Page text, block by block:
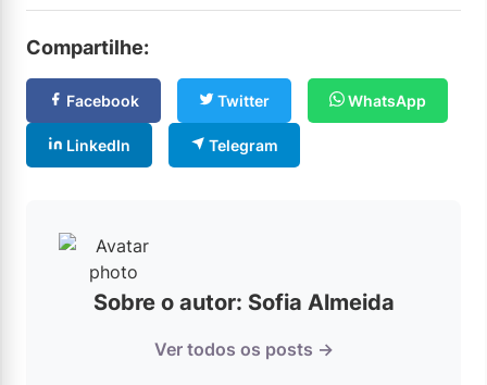
Compartilhe:
Facebook Twitter WhatsApp
LinkedIn Telegram
Sobre o autor: Sofia Almeida
Ver todos os posts →